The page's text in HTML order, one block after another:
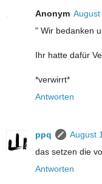
Anonym
" Wir bedanken
Ihr hatte dafür
*verwirrt*
Antworten
ppq
August
das setzen die
Antworten